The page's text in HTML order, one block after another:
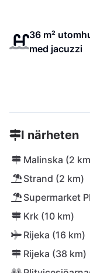
36 m²
med jacuzzi
I närheten
Malinska (2
Strand (2 km)
Supermarket
Krk (10 km)
Rijeka (16 km)
Rijeka (38 km)